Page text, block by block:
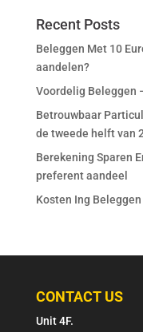
Recent Posts
Beleggen Met 10
aandelen?
Voordelig Beleggen
Betrouwbaar
de tweede helft van
Berekening Sparen
preferent aandeel
Kosten Ing
CONTACT US
Unit 4F.